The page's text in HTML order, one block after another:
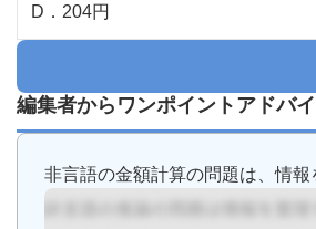
D ． 204円
編集者からワンポイントアドバ
非言語の金額計算の問題は、情